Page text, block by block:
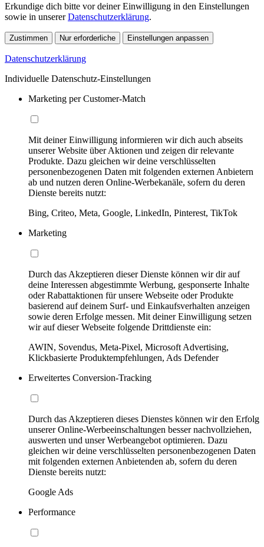
Erkundige dich bitte vor deiner Einwilligung in den Einstellungen
sowie in unsererDatenschutzerklärung.
Zustimmen Nur erforderliche Einstellungen anpassen
Datenschutzerklärung
Individuelle Datenschutz-Einstellungen
Marketing per Customer-Match
Mit deiner Einwilligung informieren wir dich auch abseits
unserer Website über Aktionen und zeigen dir relevante
Produkte. Dazu gleichen wir deine verschlüsselten
personenbezogenen Daten mit folgenden externen Anbietern
ab und nutzen deren Online-Werbekanäle, sofern du deren
Dienste bereits nutzt:
Bing, Criteo, Meta, Google, LinkedIn, Pinterest, TikTok
Marketing
Durch das Akzeptieren dieser Dienste können wir dir auf
deine Interessen abgestimmte Werbung, gesponserte Inhalte
oder Rabattaktionen für unsere Webseite oder Produkte
basierend auf deinem Surf- und Einkaufsverhalten anzeigen
sowie deren Erfolge messen. Mit deiner Einwilligung setzen
wir auf dieser Webseite folgende Drittdienste ein:
AWIN, Sovendus, Meta-Pixel, Microsoft Advertising,
Klickbasierte Produktempfehlungen, Ads Defender
Erweitertes Conversion-Tracking
Durch das Akzeptieren dieses Dienstes können wir den Erfolg
unserer Online-Werbeeinschaltungen besser nachvollziehen,
auswerten und unser Werbeangebot optimieren. Dazu
gleichen wir deine verschlüsselten personenbezogenen Daten
mit folgenden externen Anbietenden ab, sofern du deren
Dienste bereits nutzt:
Google Ads
Performance